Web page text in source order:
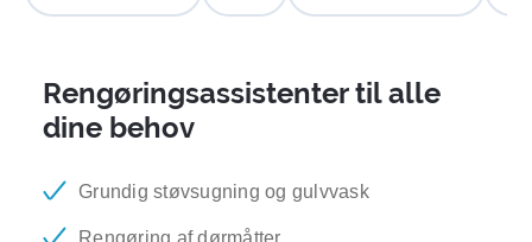
Rengøringsassistenter til alle
dine behov
Grundig støvsugning og gulvvask
Rengøring af dørmåtter